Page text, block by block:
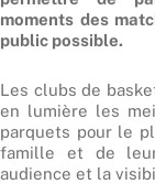
moments des
public possible.
Les clubs de
en lumière les
parquets pour le
famille et de
audience et la